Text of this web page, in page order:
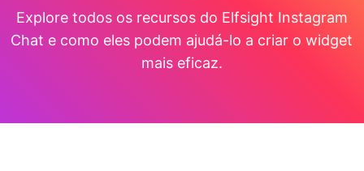
Explore todos os recursos do Elfsight Instagram
Chat e como eles podem ajudá-lo a criar o widget
mais eficaz.